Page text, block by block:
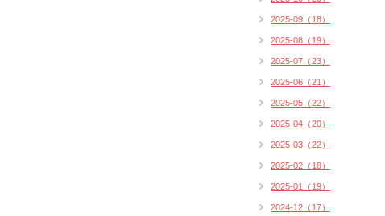
2025-09（18）
2025-08（19）
2025-07（23）
2025-06（21）
2025-05（22）
2025-04（20）
2025-03（22）
2025-02（18）
2025-01（19）
2024-12（17）